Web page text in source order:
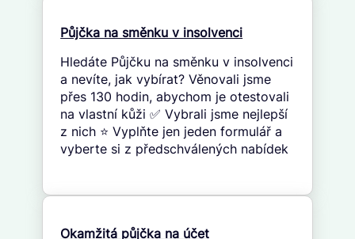
Půjčka na směnku v insolvenci
Hledáte Půjčku na směnku v insolvenci
a nevíte, jak vybírat? Věnovali jsme
přes 130 hodin, abychom je otestovali
na vlastní kůži ✅ Vybrali jsme nejlepší
z nich ⭐ Vyplňte jen jeden formulář a
vyberte si z předschválených nabídek
Okamžitá půjčka na účet